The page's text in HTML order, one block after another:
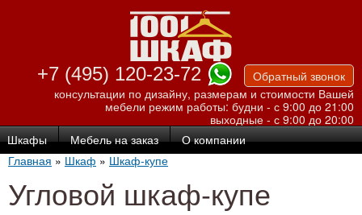
Перейти к
основному
содержанию
+7 (495) 120-23-72
Обратный звонок
консультации по дизайну, размерам и стоимости Вашей
мебели режим работы: будни - с 9:00 до 21:00
выходные - с 9:00 до 20:00
Шкафы Мебель на заказ О компании
Главная » Шкаф » Шкаф-купе
Угловой шкаф-купе